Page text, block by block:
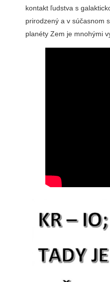
kontakt ľudstva s
prirodzený a v súčasnom
planéty Zem je mnohými